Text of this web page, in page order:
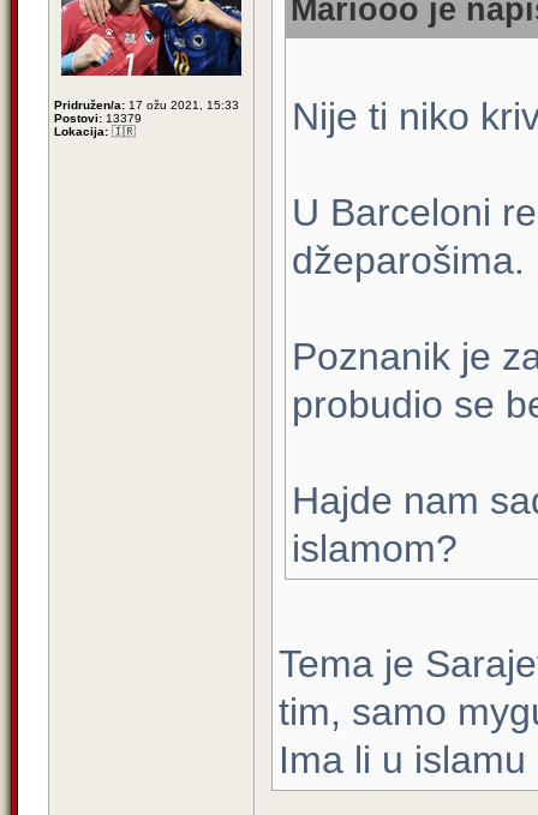
Pridružen/a: 17 ožu 2021, 15:33
Postovi: 13379
Lokacija: 🇮🇷
Mariooo je
Nije ti niko
U Barceloni
džeparošima.
Poznanik je
probudio se
Hajde nam
islamom?
Tema je
tim, samo
Ima li u